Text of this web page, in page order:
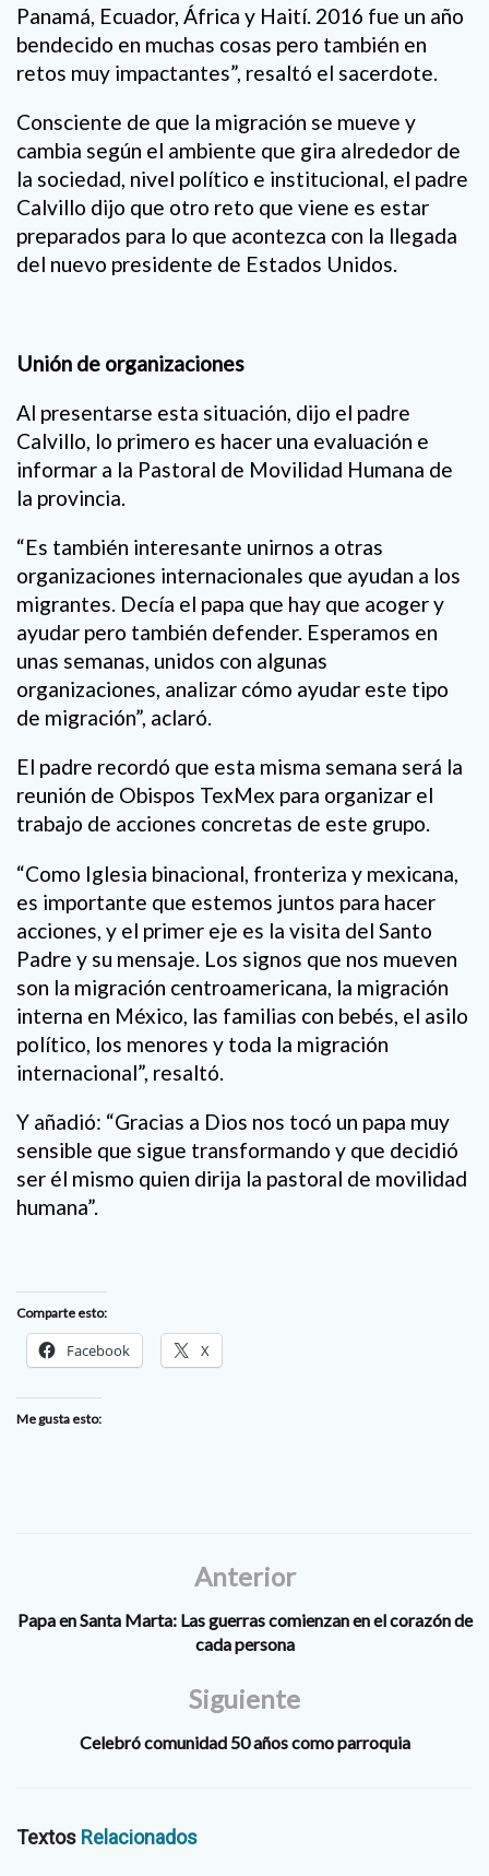
Panamá, Ecuador, África y Haití. 2016 fue un año
bendecido en muchas cosas pero también en
retos muy impactantes”, resaltó el sacerdote.
Consciente de que la migración se mueve y
cambia según el ambiente que gira alrededor de
la sociedad, nivel político e institucional, el padre
Calvillo dijo que otro reto que viene es estar
preparados para lo que acontezca con la llegada
del nuevo presidente de Estados Unidos.
Unión de organizaciones
Al presentarse esta situación, dijo el padre
Calvillo, lo primero es hacer una evaluación e
informar a la Pastoral de Movilidad Humana de
la provincia.
“Es también interesante unirnos a otras
organizaciones internacionales que ayudan a los
migrantes. Decía el papa que hay que acoger y
ayudar pero también defender. Esperamos en
unas semanas, unidos con algunas
organizaciones, analizar cómo ayudar este tipo
de migración”, aclaró.
El padre recordó que esta misma semana será la
reunión de Obispos TexMex para organizar el
trabajo de acciones concretas de este grupo.
“Como Iglesia binacional, fronteriza y mexicana,
es importante que estemos juntos para hacer
acciones, y el primer eje es la visita del Santo
Padre y su mensaje. Los signos que nos mueven
son la migración centroamericana, la migración
interna en México, las familias con bebés, el asilo
político, los menores y toda la migración
internacional”, resaltó.
Y añadió: “Gracias a Dios nos tocó un papa muy
sensible que sigue transformando y que decidió
ser él mismo quien dirija la pastoral de movilidad
humana”.
Comparte esto:
Facebook X
Me gusta esto:
Anterior
Papa en Santa Marta: Las guerras comienzan en el corazón de
cada persona
Siguiente
Celebró comunidad 50 años como parroquia
Textos Relacionados